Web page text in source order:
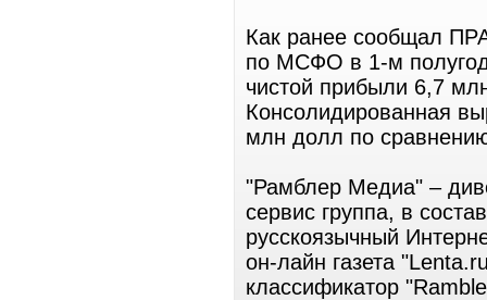
Как ранее сообщал
по МСФО в 1-м
чистой прибыли 6,7
Консолидированная
млн долл по
"Рамблер Медиа" –
сервис группа, в
русскоязычный
он-лайн газета
классификатор